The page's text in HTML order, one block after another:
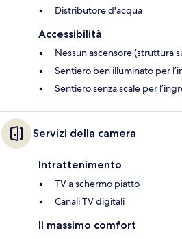
Distributore d'acqua
Accessibilità
Nessun ascensore (struttura
Sentiero ben illuminato per
Sentiero senza scale per
Servizi della camera
Intrattenimento
TV a schermo piatto
Canali TV digitali
Il massimo comfort